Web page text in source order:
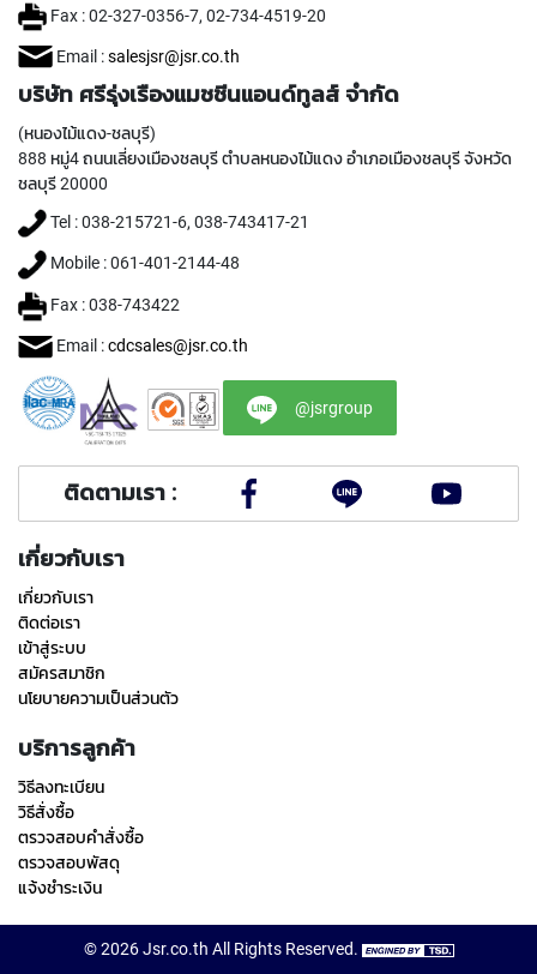
S
A
A
W
A
P
R
L
L
U
E
D
P
(
F
O
R
T
R
O
U
G
H
O
L
E
Fax : 02-327-0356-7, 02-734-4519-20
Email :salesjsr@jsr.co.th
บริษัท ศรีรุ่งเรืองแมชชีนแอนด์ทูลส์ จำกัด
(หนองไม้แดง-ชลบุรี)
888 หมู่4 ถนนเลี่ยงเมืองชลบุรี ตำบลหนองไม้แดง อำเภอเมืองชลบุรี จังหวัด
ชลบุรี 20000
Tel : 038-215721-6, 038-743417-21
Mobile : 061-401-2144-48
Fax : 038-743422
Email :cdcsales@jsr.co.th
@jsrgroup
ติดตามเรา :
เกี่ยวกับเรา
เกี่ยวกับเรา
ติดต่อเรา
เข้าสู่ระบบ
สมัครสมาชิก
นโยบายความเป็นส่วนตัว
บริการลูกค้า
วิธีลงทะเบียน
วิธีสั่งซื้อ
ตรวจสอบคำสั่งซื้อ
ตรวจสอบพัสดุ
แจ้งชำระเงิน
©2026Jsr.co.th All Rights Reserved.